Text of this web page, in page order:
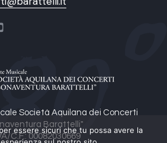
Società Aquilana dei Concerti
Barattelli"
C.F.: 00082030669
essere sicuri che tu possa avere la